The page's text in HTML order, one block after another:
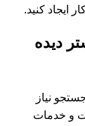
ایجاد کنید.
دیده
نیاز
و خدمات